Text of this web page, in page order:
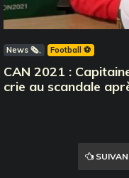
News 🗞️ Football ⚽️
CAN 2021 :
crie au scandale